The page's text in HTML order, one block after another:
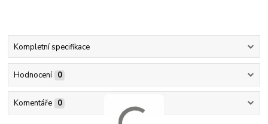
Kompletní specifikace
Hodnocení 0
Komentáře 0